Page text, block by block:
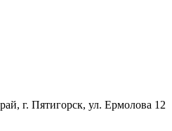
г. Пятигорск, ул. Ермолова 12